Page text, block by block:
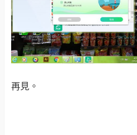
再見。